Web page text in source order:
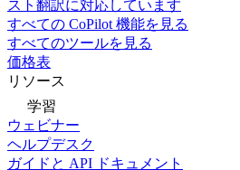
スト翻訳に対応しています
すべての CoPilot 機能を見る
すべてのツールを見る
価格表
リソース
学習
ウェビナー
ヘルプデスク
ガイドと API ドキュメント